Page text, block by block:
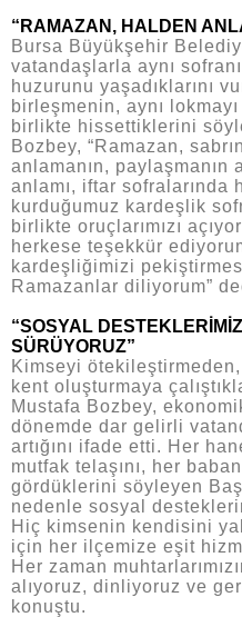
“RAMAZAN, HALDEN
Bursa Büyükşehir
vatandaşlarla aynı
huzurunu yaşadıklarını
birleşmenin, aynı
birlikte hissettiklerini
Bozbey, “Ramazan,
anlamanın, paylaşmanın
anlamı, iftar sofralarında
kurduğumuz kardeşlik
birlikte oruçlarımızı
herkese teşekkür
kardeşliğimizi
Ramazanlar diliyorum”
“SOSYAL
SÜRÜYORUZ”
Kimseyi
kent oluşturmaya
Mustafa Bozbey,
dönemde dar gelirli
artığını ifade etti. Her
mutfak telaşını, her
gördüklerini söyleyen
nedenle sosyal
Hiç kimsenin kendisini
için her ilçemize eşit
Her zaman
alıyoruz, dinliyoruz ve
konuştu.